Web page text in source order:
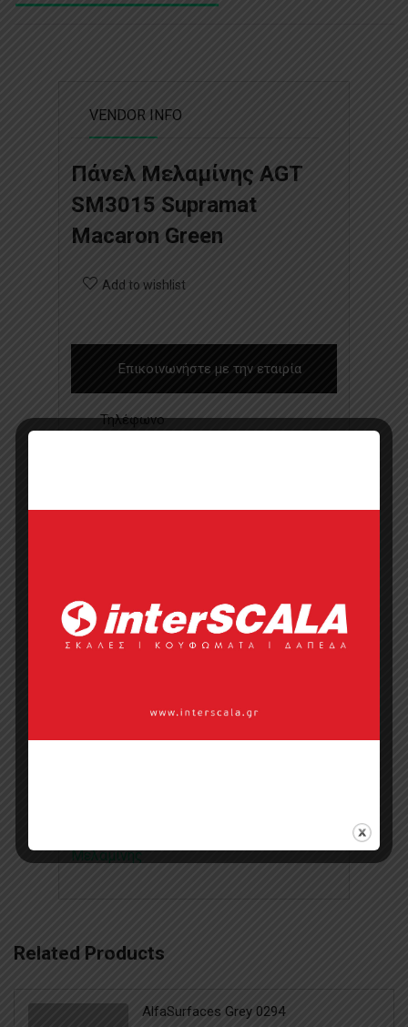
VENDOR INFO
Πάνελ Μελαμίνης AGT
SM3015 Supramat
Macaron Green
Add to wishlist
Επικοινωνήστε με την εταιρία
Τηλέφωνο
Προσφορά
Κατάλογος σε pdf
Μελαμίνης
Related Products
AlfaSurfaces Grey 0294